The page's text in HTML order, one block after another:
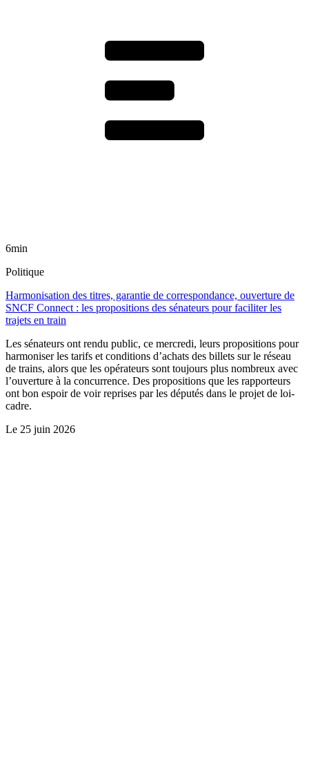
6min
Politique
Harmonisation des titres, garantie de correspondance, ouverture de
SNCF Connect : les propositions des sénateurs pour faciliter les
trajets en train
Les sénateurs ont rendu public, ce mercredi, leurs propositions pour
harmoniser les tarifs et conditions d’achats des billets sur le réseau
de trains, alors que les opérateurs sont toujours plus nombreux avec
l’ouverture à la concurrence. Des propositions que les rapporteurs
ont bon espoir de voir reprises par les députés dans le projet de loi-
cadre.
Le 25 juin 2026